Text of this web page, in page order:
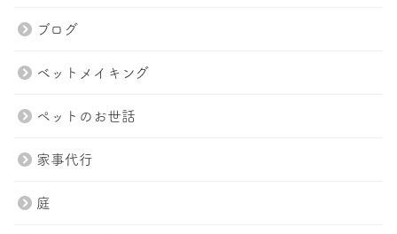
ブログ
ベットメイキング
ペットのお世話
家事代行
庭